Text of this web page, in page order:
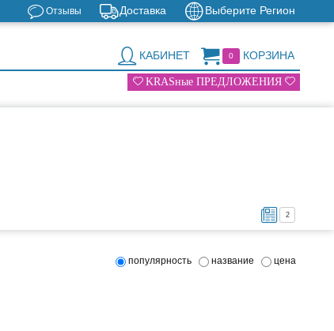
Выберите Регион
Доставка
Отзывы
0 КОРЗИНА
КАБИНЕТ
KRASные ПРЕДЛОЖЕНИЯ
2
популярность название цена